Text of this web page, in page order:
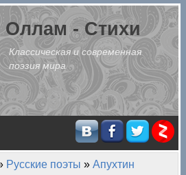
Оллам - Стихи
Классическая и современная
поэзия мира
Русские поэты » Апухтин